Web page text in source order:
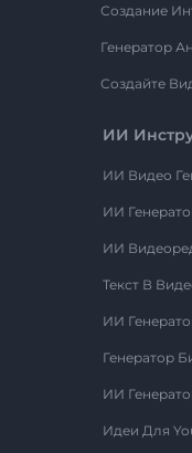
Создание
Генератор
Создайте
ИИ
ИИ Видео
ИИ
ИИ
Текст В
ИИ
Генератор
ИИ
Идеи Для